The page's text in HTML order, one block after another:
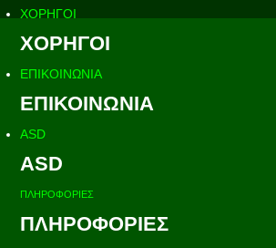
ΧΟΡΗΓΟΙ
ΧΟΡΗΓΟΙ
ΕΠΙΚΟΙΝΩΝΙΑ
ΕΠΙΚΟΙΝΩΝΙΑ
ASD
ASD
ΠΛΗΡΟΦΟΡΙΕΣ
ΠΛΗΡΟΦΟΡΙΕΣ